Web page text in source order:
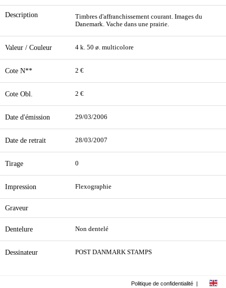
Description
Timbres d'affranchissement courant. Images du
Danemark. Vache dans une prairie.
Valeur / Couleur 4 k. 50 ø. multicolore
Cote N** 2 €
Cote Obl. 2 €
Date d'émission 29/03/2006
Date de retrait 28/03/2007
Tirage 0
Impression Flexographie
Graveur
Dentelure Non dentelé
Dessinateur POST DANMARK STAMPS
Politique de confidentialité |